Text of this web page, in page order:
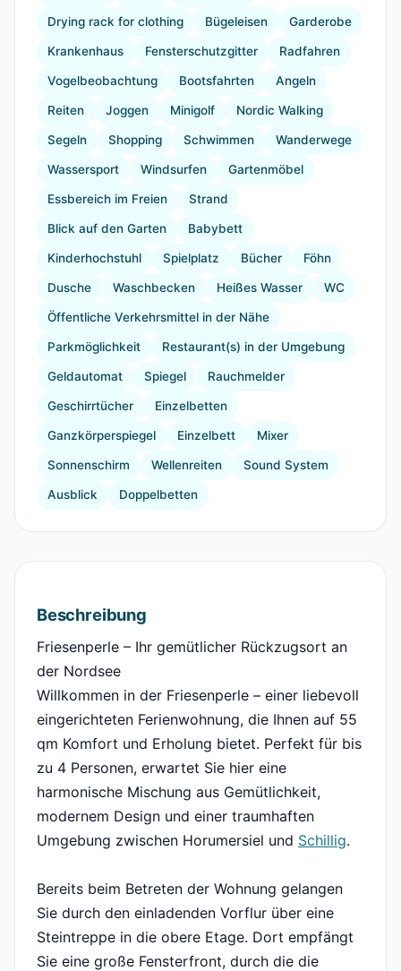
Drying rack for clothing Bügeleisen Garderobe
Krankenhaus Fensterschutzgitter Radfahren
Vogelbeobachtung Bootsfahrten Angeln
Reiten Joggen Minigolf Nordic Walking
Segeln Shopping Schwimmen Wanderwege
Wassersport Windsurfen Gartenmöbel
Essbereich im Freien Strand
Blick auf den Garten Babybett
Kinderhochstuhl Spielplatz Bücher Föhn
Dusche Waschbecken Heißes Wasser WC
Öffentliche Verkehrsmittel in der Nähe
Parkmöglichkeit Restaurant(s) in der Umgebung
Geldautomat Spiegel Rauchmelder
Geschirrtücher Einzelbetten
Ganzkörperspiegel Einzelbett Mixer
Sonnenschirm Wellenreiten Sound System
Ausblick Doppelbetten
Beschreibung
Friesenperle – Ihr gemütlicher Rückzugsort an
der Nordsee
Willkommen in der Friesenperle – einer liebevoll
eingerichteten Ferienwohnung, die Ihnen auf 55
qm Komfort und Erholung bietet. Perfekt für bis
zu 4 Personen, erwartet Sie hier eine
harmonische Mischung aus Gemütlichkeit,
modernem Design und einer traumhaften
Umgebung zwischen Horumersiel und Schillig.
Bereits beim Betreten der Wohnung gelangen
Sie durch den einladenden Vorflur über eine
Steintreppe in die obere Etage. Dort empfängt
Sie eine große Fensterfront, durch die die